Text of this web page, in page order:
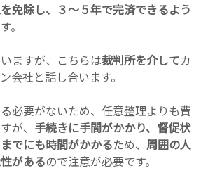
免除し、３～５年で完済できるよう
。
ますが、こちらは裁判所を介してカ
会社と話し合います。
必要がないため、任意整理よりも費
が、 手続きに手間がかかり、督促状
でにも時間がかかるため、 周囲の人
があるので注意が必要です。